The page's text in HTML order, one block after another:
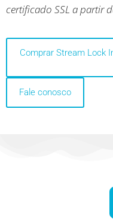
certificado SSL a partir
Comprar Stream Lock
Fale conosco